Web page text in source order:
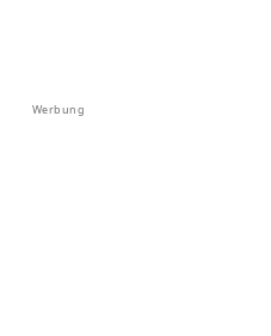
Werbung